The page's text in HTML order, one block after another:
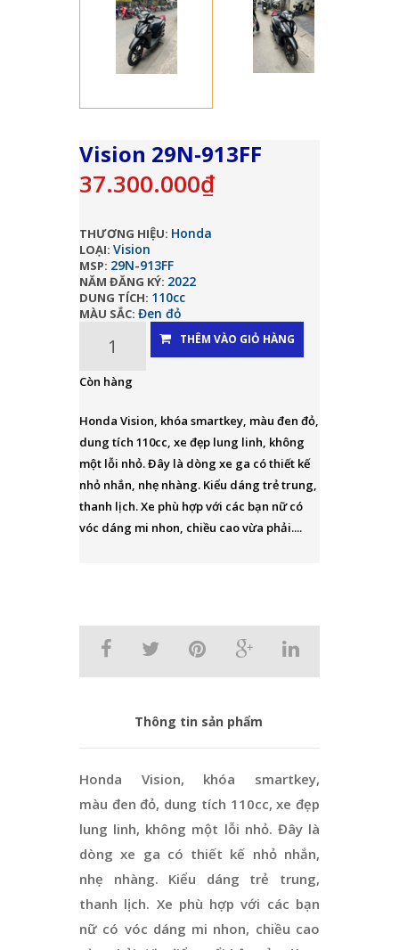
Vision 29N-913FF
37.300.000₫
THƯƠNG HIỆU: Honda
LOẠI: Vision
MSP: 29N-913FF
NĂM ĐĂNG KÝ: 2022
DUNG TÍCH: 110cc
MÀU SẮC: Đen đỏ
THÊM VÀO GIỎ HÀNG
Còn hàng
Honda Vision, khóa smartkey, màu đen đỏ,
dung tích 110cc, xe đẹp lung linh, không
một lỗi nhỏ. Đây là dòng xe ga có thiết kế
nhỏ nhắn, nhẹ nhàng. Kiểu dáng trẻ trung,
thanh lịch. Xe phù hợp với các bạn nữ có
vóc dáng mi nhon, chiều cao vừa phải....
Thông tin sản phẩm
Honda Vision, khóa smartkey,
màu đen đỏ, dung tích 110cc, xe đẹp
lung linh, không một lỗi nhỏ. Đây là
dòng xe ga có thiết kế nhỏ nhắn,
nhẹ nhàng. Kiểu dáng trẻ trung,
thanh lịch. Xe phù hợp với các bạn
nữ có vóc dáng mi nhon, chiều cao